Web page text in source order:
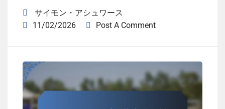
サイモン・アシュワース
11/02/2026
Post A Comment